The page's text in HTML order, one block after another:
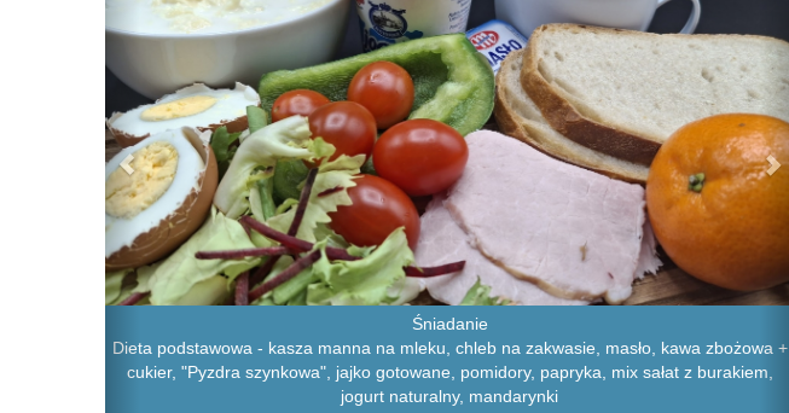
Śniadanie
Dieta podstawowa - kasza manna na mleku, chleb na zakwasie, masło, kawa zbożowa +
cukier, "Pyzdra szynkowa", jajko gotowane, pomidory, papryka, mix sałat z burakiem,
jogurt naturalny, mandarynki